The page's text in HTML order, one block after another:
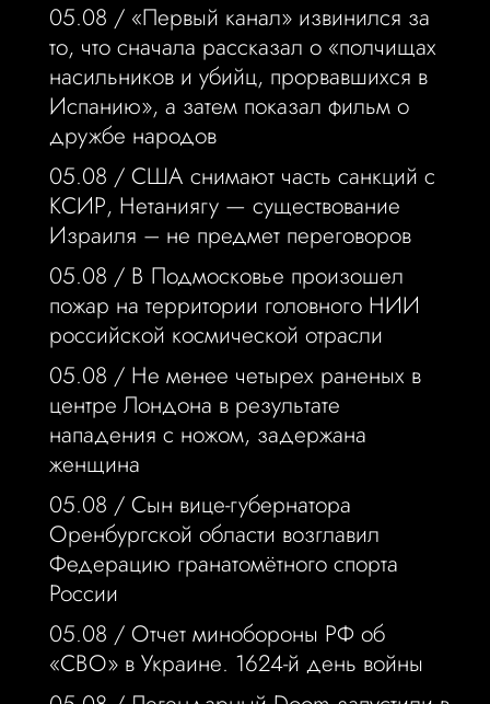
05.08 / «Первый канал» извинился за
то, что сначала рассказал о «полчищах
насильников и убийц, прорвавшихся в
Испанию», а затем показал фильм о
дружбе народов
05.08 / США снимают часть санкций с
КСИР, Нетаниягу — существование
Израиля – не предмет переговоров
05.08 / В Подмосковье произошел
пожар на территории головного НИИ
российской космической отрасли
05.08 / Не менее четырех раненых в
центре Лондона в результате
нападения с ножом, задержана
женщина
05.08 / Сын вице-губернатора
Оренбургской области возглавил
Федерацию гранатомётного спорта
России
05.08 / Отчет минобороны РФ об
«СВО» в Украине. 1624-й день войны